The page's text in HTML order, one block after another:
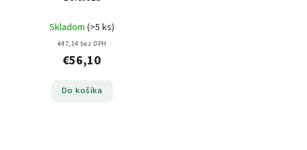
Skladom (>5 ks)
€47,14 bez DPH
€56,10
Do košíka